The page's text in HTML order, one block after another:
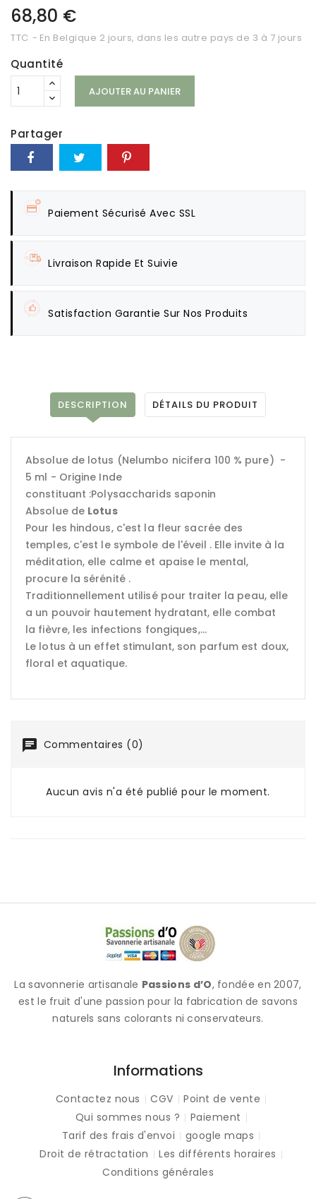
68,80 €
TTC En Belgique 2 jours, dans les autre pays de 3 à 7 jours
Quantité
AJOUTER AU PANIER
Partager
Paiement Sécurisé Avec SSL
Livraison Rapide Et Suivie
Satisfaction Garantie Sur Nos Produits
DESCRIPTION DÉTAILS DU PRODUIT
Absolue de lotus (Nelumbo nicifera 100 % pure) -
5 ml - Origine Inde
constituant :Polysaccharids saponin
Absolue de Lotus
Pour les hindous, c'est la fleur sacrée des
temples, c'est le symbole de l'éveil . Elle invite à la
méditation, elle calme et apaise le mental,
procure la sérénité .
Traditionnellement utilisé pour traiter la peau, elle
a un pouvoir hautement hydratant, elle combat
la fièvre, les infections fongiques,...
Le lotus à un effet stimulant, son parfum est doux,
floral et aquatique.
Commentaires (0)
Aucun avis n'a été publié pour le moment.
La savonnerie artisanale Passions d’O, fondée en 2007,
est le fruit d'une passion pour la fabrication de savons
naturels sans colorants ni conservateurs.
Informations
Contactez nous CGV
Point de vente
Qui sommes nous ?
Paiement
Tarif des frais d'envoi
google maps
Droit de rétractation
Les différents horaires
Conditions générales